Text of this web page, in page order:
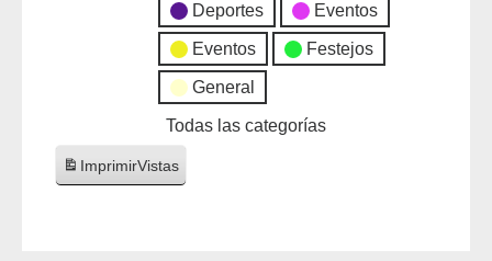
Deportes Eventos
Eventos Festejos
General
Todas las categorías
ImprimirVistas